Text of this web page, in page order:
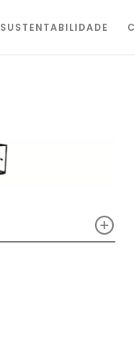
SUSTENTABILIDADE
+